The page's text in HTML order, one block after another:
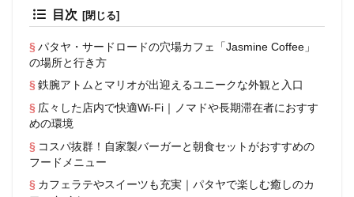
目次
パタヤ・サードロードの穴場カフェ「Jasmine Coffee」
の場所と行き方
鉄腕アトムとマリオが出迎えるユニークな外観と入口
広々した店内で快適Wi-Fi｜ノマドや長期滞在者におすす
めの環境
コスパ抜群！自家製バーガーと朝食セットがおすすめの
フードメニュー
カフェラテやスイーツも充実｜パタヤで楽しむ癒しのカ